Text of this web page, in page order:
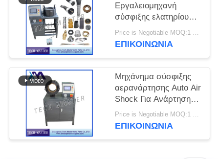
Εργαλειομηχανή
σύσφιξης ελατηρίου
ανάρτησης αέρα για
Μηχανή σύσφιξης
Price is Negotiable MOQ:1 ομάδα
ΕΠΙΚΟΙΝΩΝΊΑ
Μηχάνημα σύσφιξης
αερανάρτησης Auto Air
Shock Για Ανάρτηση
αέρα Mercedes / BMWPrice is Negotiable MOQ:1 ομάδα
ΕΠΙΚΟΙΝΩΝΊΑ